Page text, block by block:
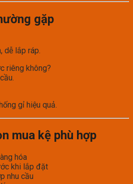
gặp
dễ lắp ráp.
riêng không?
gỉ hiệu quả.
mua kệ phù hợp
hóa
khi lắp đặt
nhu cầu